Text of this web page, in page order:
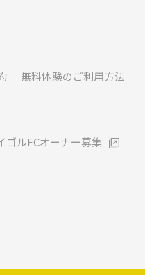
無料体験のご利用方法
ゴルFCオーナー募集